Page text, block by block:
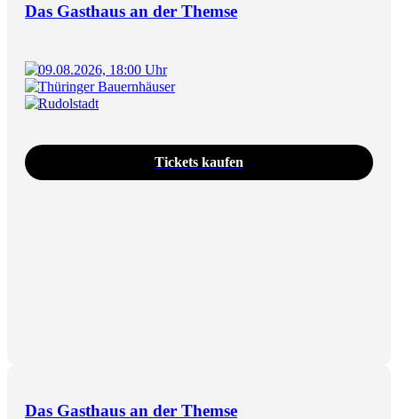
Das Gasthaus an der Themse
09.08.2026, 18:00 Uhr
Thüringer Bauernhäuser
Rudolstadt
Tickets kaufen
Das Gasthaus an der Themse